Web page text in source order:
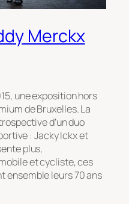
Merckx
une exposition hors
de Bruxelles. La
d’un duo
: Jacky Ickx et
plus,
et cycliste, ces
ensemble leurs 70 ans